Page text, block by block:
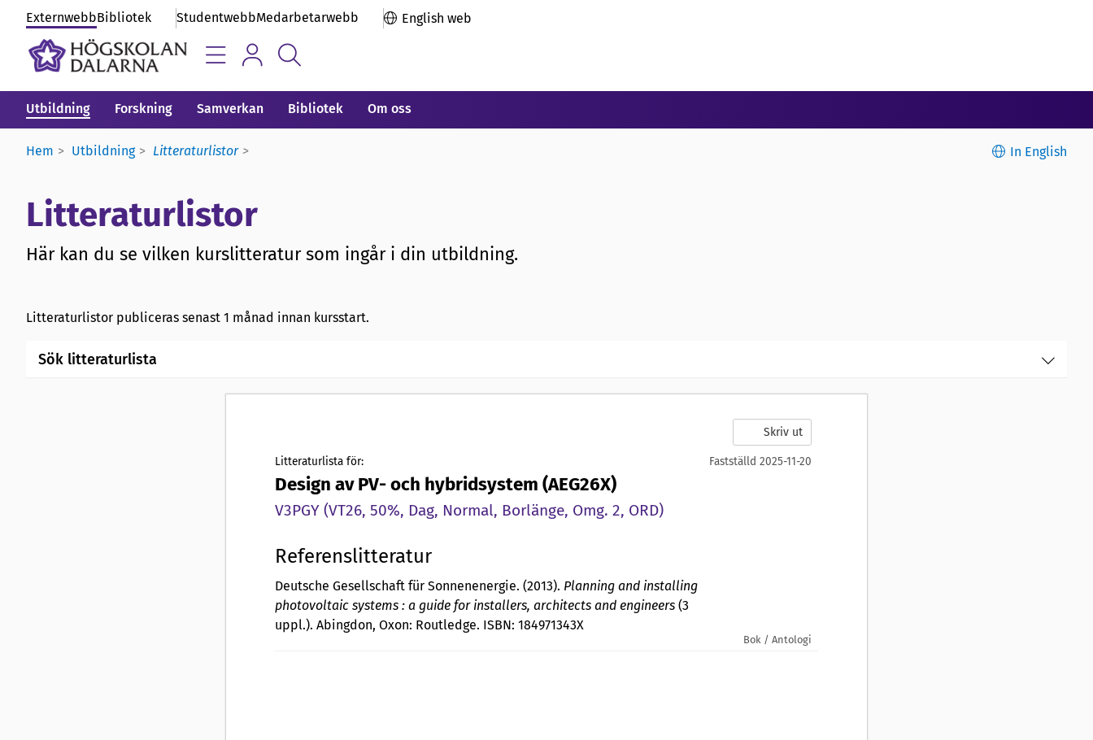
ExternwebbBibliotek StudentwebbMedarbetarwebb English web
Utbildning Forskning Samverkan Bibliotek Om oss
Hem Utbildning Litteraturlistor In English
Litteraturlistor
Här kan du se vilken kurslitteratur som ingår i din utbildning.
Litteraturlistor publiceras senast 1 månad innan kursstart.
Sök litteraturlista
Skriv ut
Litteraturlista för: Fastställd 2025-11-20
Design av PV- och hybridsystem (AEG26X)
V3PGY (VT26, 50%, Dag, Normal, Borlänge, Omg. 2, ORD)
Referenslitteratur
Deutsche Gesellschaft für Sonnenenergie. (2013). Planning and installing
photovoltaic systems : a guide for installers, architects and engineers (3
uppl.). Abingdon, Oxon: Routledge. ISBN: 184971343X
Bok / Antologi